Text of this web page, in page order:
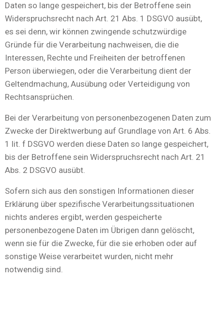
Daten so lange gespeichert, bis der Betroffene sein
Widerspruchsrecht nach Art. 21 Abs. 1 DSGVO ausübt,
es sei denn, wir können zwingende schutzwürdige
Gründe für die Verarbeitung nachweisen, die die
Interessen, Rechte und Freiheiten der betroffenen
Person überwiegen, oder die Verarbeitung dient der
Geltendmachung, Ausübung oder Verteidigung von
Rechtsansprüchen.
Bei der Verarbeitung von personenbezogenen Daten zum
Zwecke der Direktwerbung auf Grundlage von Art. 6 Abs.
1 lit. f DSGVO werden diese Daten so lange gespeichert,
bis der Betroffene sein Widerspruchsrecht nach Art. 21
Abs. 2 DSGVO ausübt.
Sofern sich aus den sonstigen Informationen dieser
Erklärung über spezifische Verarbeitungssituationen
nichts anderes ergibt, werden gespeicherte
personenbezogene Daten im Übrigen dann gelöscht,
wenn sie für die Zwecke, für die sie erhoben oder auf
sonstige Weise verarbeitet wurden, nicht mehr
notwendig sind.